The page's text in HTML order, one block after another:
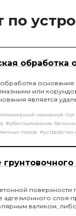
обработка
или
является
и основы.
наливной пол
#обеспыливание
полов
адгезионного слоя
валиком,